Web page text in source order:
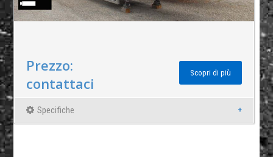
Prezzo:
contattaci
Scopri di più
Specifiche